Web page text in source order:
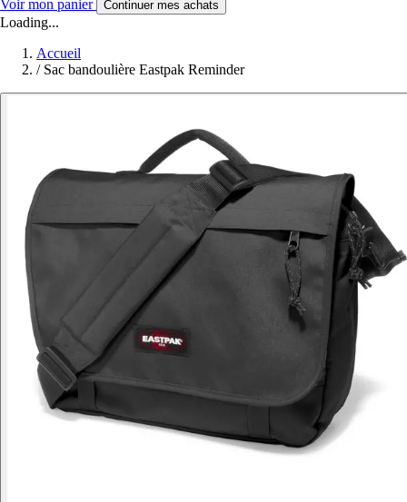
Voir mon panier Continuer mes achats
Loading...
Accueil
/ Sac bandoulière Eastpak Reminder